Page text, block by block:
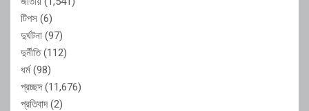
টিপস (6)
দুর্ঘটনা (97)
দুর্নীতি(112)
ধর্ম(98)
প্রচ্ছদ(11,676)
প্রতিবাদ(2)